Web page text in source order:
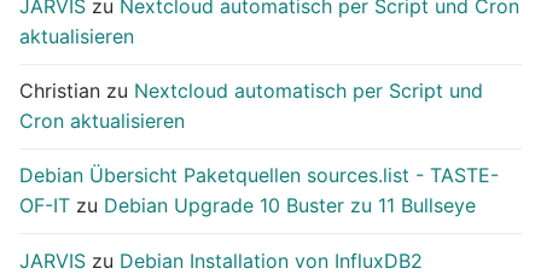
JARVIS zu Nextcloud automatisch per Script und Cron
aktualisieren
Christian zu Nextcloud automatisch per Script und
Cron aktualisieren
Debian Übersicht Paketquellen sources.list - TASTE-
OF-IT zu Debian Upgrade 10 Buster zu 11 Bullseye
JARVIS zu Debian Installation von InfluxDB2